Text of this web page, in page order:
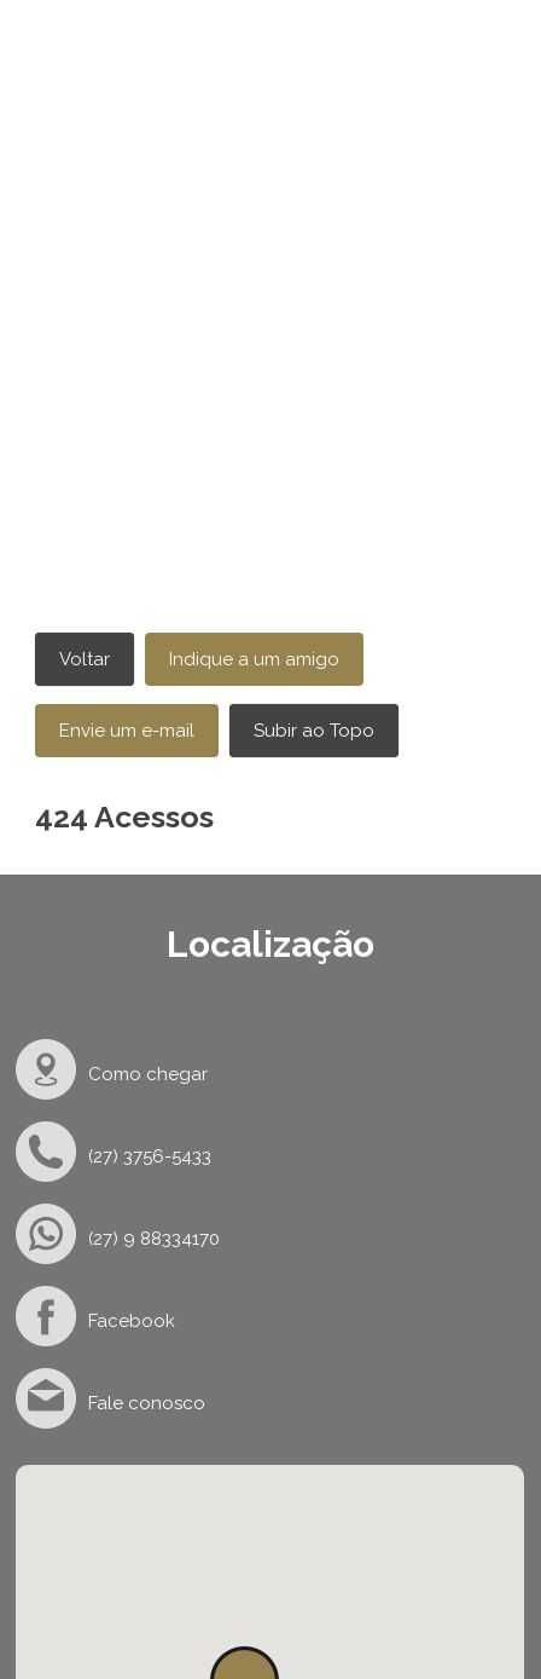
424 Acessos
Localização
Como chegar
(27) 3756-5433
(27) 9 88334170
Facebook
Fale conosco